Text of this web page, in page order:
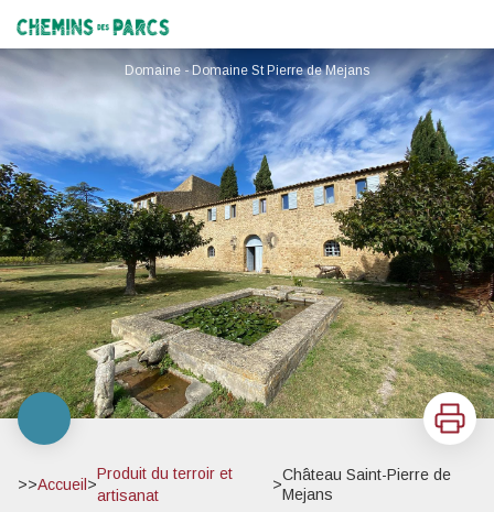
Chemins des Parcs
Domaine - Domaine St Pierre de Mejans
Imprimer
>>Accueil >
Produit du terroir et
artisanat
>
Château Saint-Pierre de
Mejans